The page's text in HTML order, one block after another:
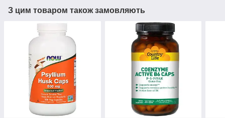
З цим товаром також замовляють